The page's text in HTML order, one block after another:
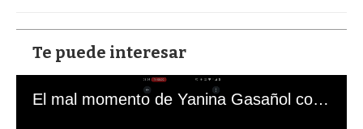
Te puede interesar
El mal momento de Yanina Gasañol con un hincha argentino en "Subrayado"